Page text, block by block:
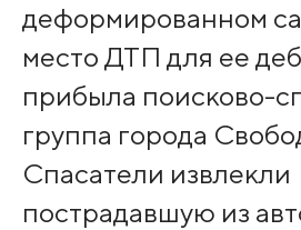
деформированном
место ДТП для ее
прибыла поисково-
группа города
Спасатели извлекли
пострадавшую из